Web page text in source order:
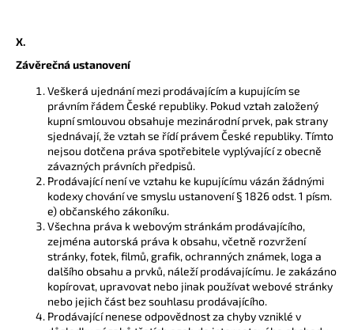
X.
Závěrečná ustanovení
Veškerá ujednání mezi prodávajícím a kupujícím se
právním řádem České republiky. Pokud vztah založený
kupní smlouvou obsahuje mezinárodní prvek, pak strany
sjednávají, že vztah se řídí právem České republiky. Tímto
nejsou dotčena práva spotřebitele vyplývající z obecně
závazných právních předpisů.
Prodávající není ve vztahu ke kupujícímu vázán žádnými
kodexy chování ve smyslu ustanovení § 1826 odst. 1 písm.
e) občanského zákoníku.
Všechna práva k webovým stránkám prodávajícího,
zejména autorská práva k obsahu, včetně rozvržení
stránky, fotek, filmů, grafik, ochranných známek, loga a
dalšího obsahu a prvků, náleží prodávajícímu. Je zakázáno
kopírovat, upravovat nebo jinak používat webové stránky
nebo jejich část bez souhlasu prodávajícího.
Prodávající nenese odpovědnost za chyby vzniklé v